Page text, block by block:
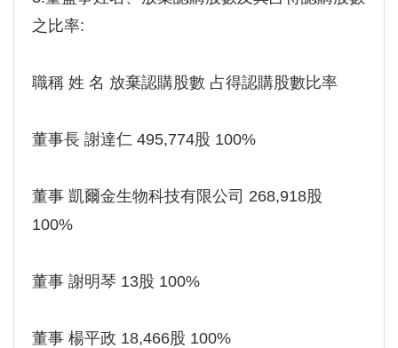
之比率:
職稱 姓 名 放棄認購股數 占得認購股數比率
董事長 謝達仁 495,774股 100%
董事 凱爾金生物科技有限公司 268,918股
100%
董事 謝明琴 13股 100%
董事 楊平政 18,466股 100%